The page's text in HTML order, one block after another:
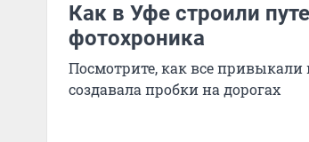
Как в Уфе строили
фотохроника
Посмотрите, как все привыкали
создавала пробки на дорогах